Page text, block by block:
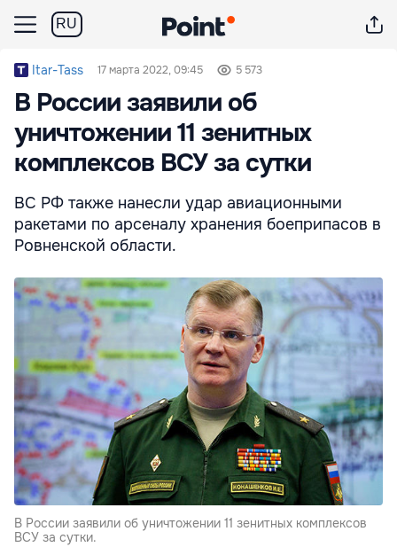
RU
Itar-Tass 17 марта 2022, 09:45 5 573
В России заявили об
уничтожении 11 зенитных
комплексов ВСУ за сутки
ВС РФ также нанесли удар авиационными
ракетами по арсеналу хранения боеприпасов в
Ровненской области.
В России заявили об уничтожении 11 зенитных комплексов
ВСУ за сутки.